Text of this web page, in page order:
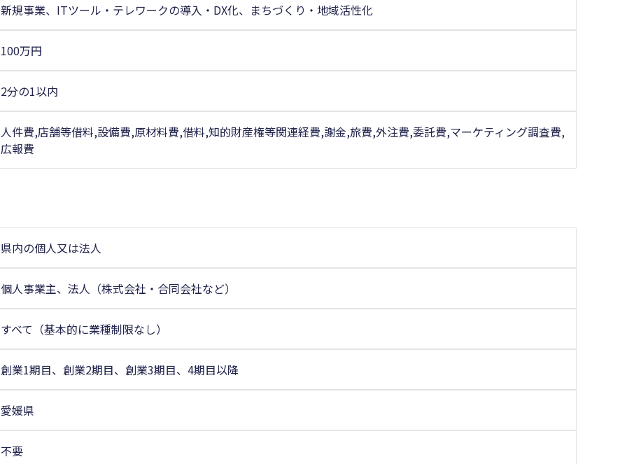
新規事業、ITツール・テレワークの導入・DX化、まちづくり・地域活性化
100万円
2分の1以内
人件費,店舗等借料,設備費,原材料費,借料,知的財産権等関連経費,謝金,旅費,外注費,委託費,マーケティング調査費,
広報費
県内の個人又は法人
個人事業主、法人（株式会社・合同会社など）
すべて（基本的に業種制限なし）
創業1期目、創業2期目、創業3期目、4期目以降
愛媛県
不要